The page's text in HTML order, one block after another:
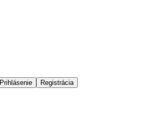
Prihlásenie Registrácia